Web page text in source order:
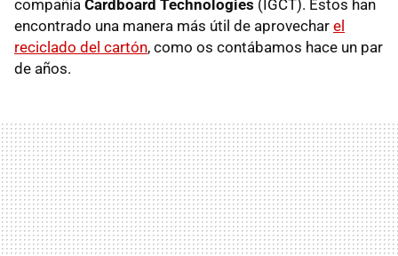
compañía Cardboard Technologies (IGCT). Estos han
encontrado una manera más útil de aprovechar el
reciclado del cartón, como os contábamos hace un par
de años.